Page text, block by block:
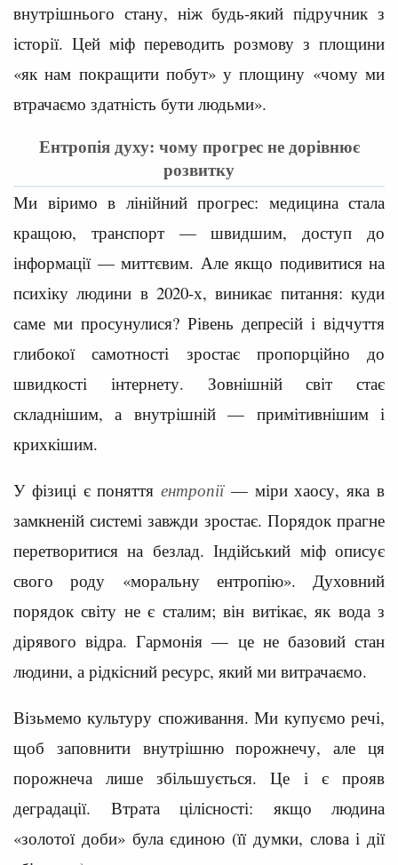
внутрішнього стану, ніж будь-який підручник з
історії. Цей міф переводить розмову з площини
«як нам покращити побут» у площину «чому ми
втрачаємо здатність бути людьми».
Ентропія духу: чому прогрес не дорівнює
розвитку
Ми віримо в лінійний прогрес: медицина стала
кращою, транспорт — швидшим, доступ до
інформації — миттєвим. Але якщо подивитися на
психіку людини в 2020-х, виникає питання: куди
саме ми просунулися? Рівень депресій і відчуття
глибокої самотності зростає пропорційно до
швидкості інтернету. Зовнішній світ стає
складнішим, а внутрішній — примітивнішим і
крихкішим.
У фізиці є поняттяентропії— міри хаосу, яка в
замкненій системі завжди зростає. Порядок прагне
перетворитися на безлад. Індійський міф описує
свого роду «моральну ентропію». Духовний
порядок світу не є сталим; він витікає, як вода з
дірявого відра. Гармонія — це не базовий стан
людини, а рідкісний ресурс, який ми витрачаємо.
Візьмемо культуру споживання. Ми купуємо речі,
щоб заповнити внутрішню порожнечу, але ця
порожнеча лише збільшується. Це і є прояв
деградації. Втрата цілісності: якщо людина
«золотої доби» була єдиною (її думки, слова і дії